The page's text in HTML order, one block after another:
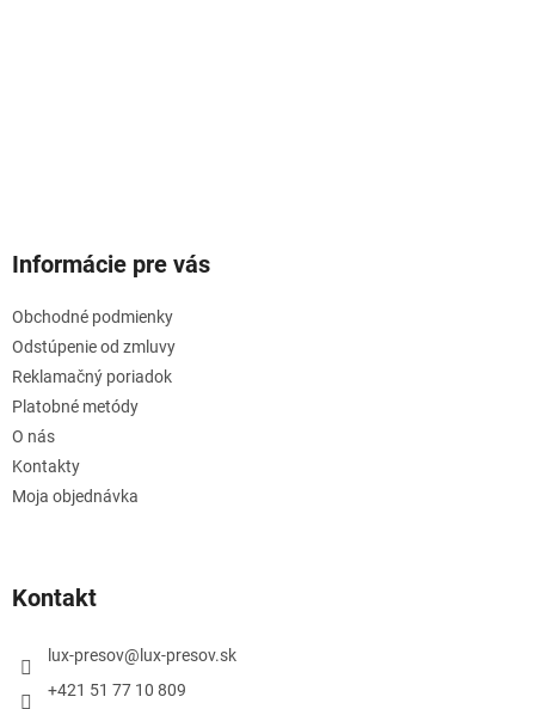
Informácie pre vás
Obchodné podmienky
Odstúpenie od zmluvy
Reklamačný poriadok
Platobné metódy
O nás
Kontakty
Moja objednávka
Kontakt
lux-presov@ lux-presov.sk
+421 51 77 10 809